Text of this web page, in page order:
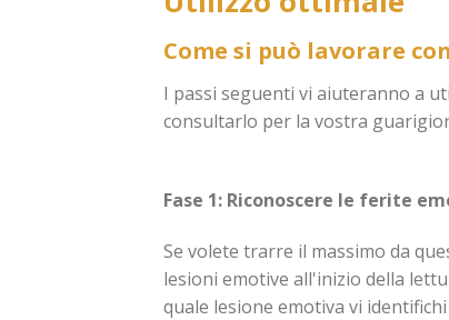
Come si può lavorare
I passi seguenti vi aiuteranno a
consultarlo per la vostra
Fase 1: Riconoscere le ferite
Se volete trarre il massimo da
lesioni emotive all'inizio della
quale lesione emotiva vi